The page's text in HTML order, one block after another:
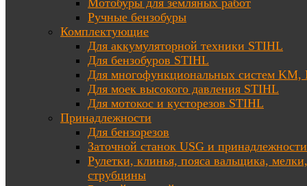
Мотобуры для земляных работ
Ручные бензобуры
Комплектующие
Для аккумуляторной техники STIHL
Для бензобуров STIHL
Для многофункциональных систем KM,
Для моек высокого давления STIHL
Для мотокос и кусторезов STIHL
Принадлежности
Для бензорезов
Заточной станок USG и принадлежности
Рулетки, клинья, пояса вальщика, мелки,
струбцины